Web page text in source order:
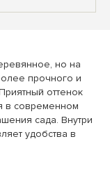
но на
прочного и
оттенок
в современном
сада. Внутри
удобства в